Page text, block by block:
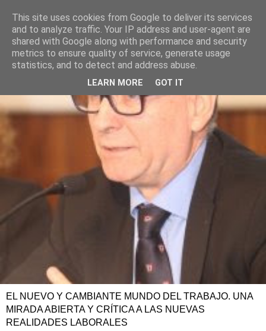
EL NUEVO Y CAMBIANTE MUNDO DEL TRABAJO. UNA
MIRADA ABIERTA Y CRÍTICA A LAS NUEVAS
REALIDADES LABORALES
This site uses cookies from Google to deliver its services
and to analyze traffic. Your IP address and user-agent are
shared with Google along with performance and security
metrics to ensure quality of service, generate usage
statistics, and to detect and address abuse.
LEARN MORE GOT IT